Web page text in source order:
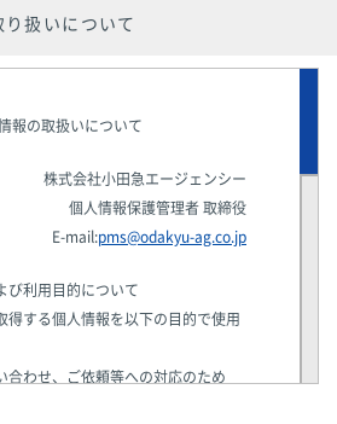
扱いについて
報の取扱いについて
株式会社小田急エージェンシー
個人情報保護管理者 取締役
E-mail:pms@odakyu-ag.co.jp
利用目的について
得する個人情報を以下の目的で使用
わせ、ご依頼等への対応のため